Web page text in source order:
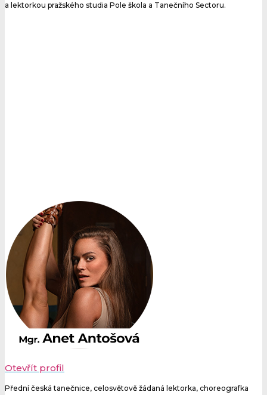
a lektorkou pražského studia Pole škola a Tanečního Sectoru.
Otevřít profil
Přední česká tanečnice, celosvětově žádaná lektorka, choreografka